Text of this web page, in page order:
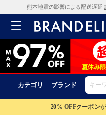
熊本地震の影響による配送遅延
カテゴリ ブランド
20% OFFクーポン